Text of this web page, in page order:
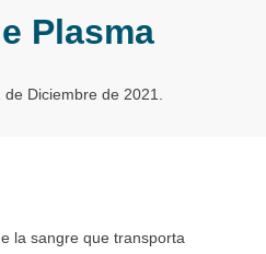
Plasma
Diciembre de 2021.
la sangre que transporta